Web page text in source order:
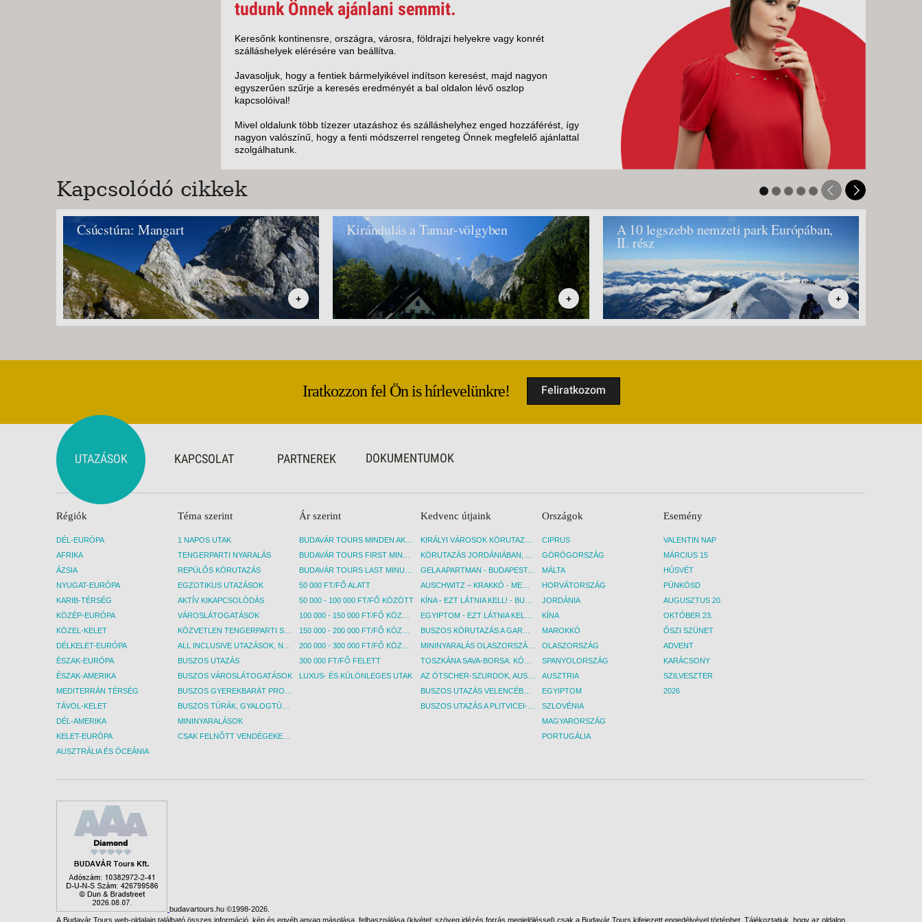
KÖZVETLEN
TENGERPARTI
SZÁLLODÁK
CSÚSZDÁVAL
BUDAVÁR TOURS
tudunk Önnek ajánlani semmit.
Keresőnk kontinensre, országra, városra, földrajzi helyekre vagy konrét
szálláshelyek elérésére van beállítva.
Javasoljuk, hogy a fentiek bármelyikével indítson keresést, majd nagyon
egyszerűen szűrje a keresés eredményét a bal oldalon lévő oszlop
kapcsolóival!
Mivel oldalunk több tízezer utazáshoz és szálláshelyhez enged hozzáférést, így
nagyon valószínű, hogy a fenti módszerrel rengeteg Önnek megfelelő ajánlattal
szolgálhatunk.
Kapcsolódó cikkek
Csúcstúra: Mangart
+
Kirándulás a Tamar-völgyben
+
A 10 legszebb nemzeti park Európában,
II. rész
+
Iratkozzon fel Ön is hírlevelünkre! Feliratkozom
UTAZÁSOK KAPCSOLAT PARTNEREK DOKUMENTUMOK
Régiók
DÉL-EURÓPA
AFRIKA
ÁZSIA
NYUGAT-EURÓPA
KARIB-TÉRSÉG
KÖZÉP-EURÓPA
KÖZEL-KELET
DÉLKELET-EURÓPA
ÉSZAK-EURÓPA
ÉSZAK-AMERIKA
MEDITERRÁN TÉRSÉG
TÁVOL-KELET
DÉL-AMERIKA
KELET-EURÓPA
AUSZTRÁLIA ÉS ÓCEÁNIA
Téma szerint
1 NAPOS UTAK
TENGERPARTI NYARALÁS
REPÜLŐS KÖRUTAZÁS
EGZOTIKUS UTAZÁSOK
AKTÍV KIKAPCSOLÓDÁS
VÁROSLÁTOGATÁSOK
BUSZOS UTAZÁS
BUSZOS VÁROSLÁTOGATÁSOK
MININYARALÁSOK
Ár szerint
50 000 FT/FŐ ALATT
50 000 - 100 000 FT/FŐ KÖZÖTT
300 000 FT/FŐ FELETT
LUXUS- ÉS KÜLÖNLEGES UTAK
Kedvenc útjaink
GELA APARTMAN - BUDAPEST, REPÜLŐ
Országok
CIPRUS
GÖRÖGORSZÁG
MÁLTA
HORVÁTORSZÁG
JORDÁNIA
KÍNA
MAROKKÓ
OLASZORSZÁG
SPANYOLORSZÁG
AUSZTRIA
EGYIPTOM
SZLOVÉNIA
MAGYARORSZÁG
PORTUGÁLIA
Esemény
VALENTIN NAP
MÁRCIUS 15
HÚSVÉT
PÜNKÖSD
AUGUSZTUS 20.
OKTÓBER 23.
ŐSZI SZÜNET
ADVENT
KARÁCSONY
SZILVESZTER
2026
budavartours.hu ©1998-2026.
A Budavár Tours web-oldalain található összes információ, kép és egyéb anyag másolása, felhasználása (kivétel: szöveg idézés forrás megjelöléssel) csak a Budavár Tours kifejezett engedélyével történhet. Tájékoztatjuk, hogy az oldalon